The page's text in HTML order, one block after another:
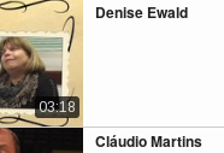
Denise Ewald
03:18
Cláudio Martins